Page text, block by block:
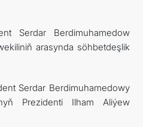
Serdar Berdimuhamedow
arasynda söhbetdeşlik
Serdar Berdimuhamedowy
Prezidenti Ilham Aliýew